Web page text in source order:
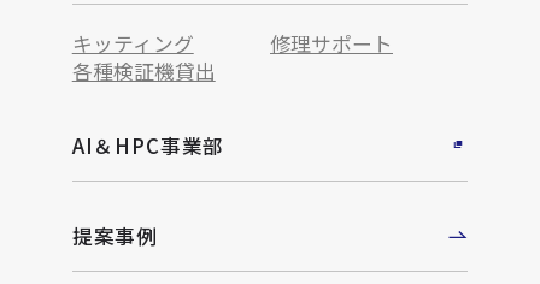
キッティング
修理サポート
各種検証機貸出
AI＆HPC事業部
提案事例